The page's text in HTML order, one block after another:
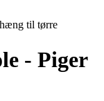
til tørre
- Piger